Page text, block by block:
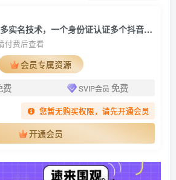
外面卖588最新抖音多实名技术，一个身份证认证多个抖音（会员自测）
付费后查看
会员专属资源
费 SVIP会员 免费
您暂无购买权限，请先开通会员
开通会员